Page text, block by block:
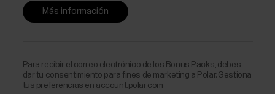
Más información
Para recibir el correo electrónico de los Bonus Packs, debes
dar tu consentimiento para fines de marketing a Polar. Gestiona
tus preferencias en account.polar.com